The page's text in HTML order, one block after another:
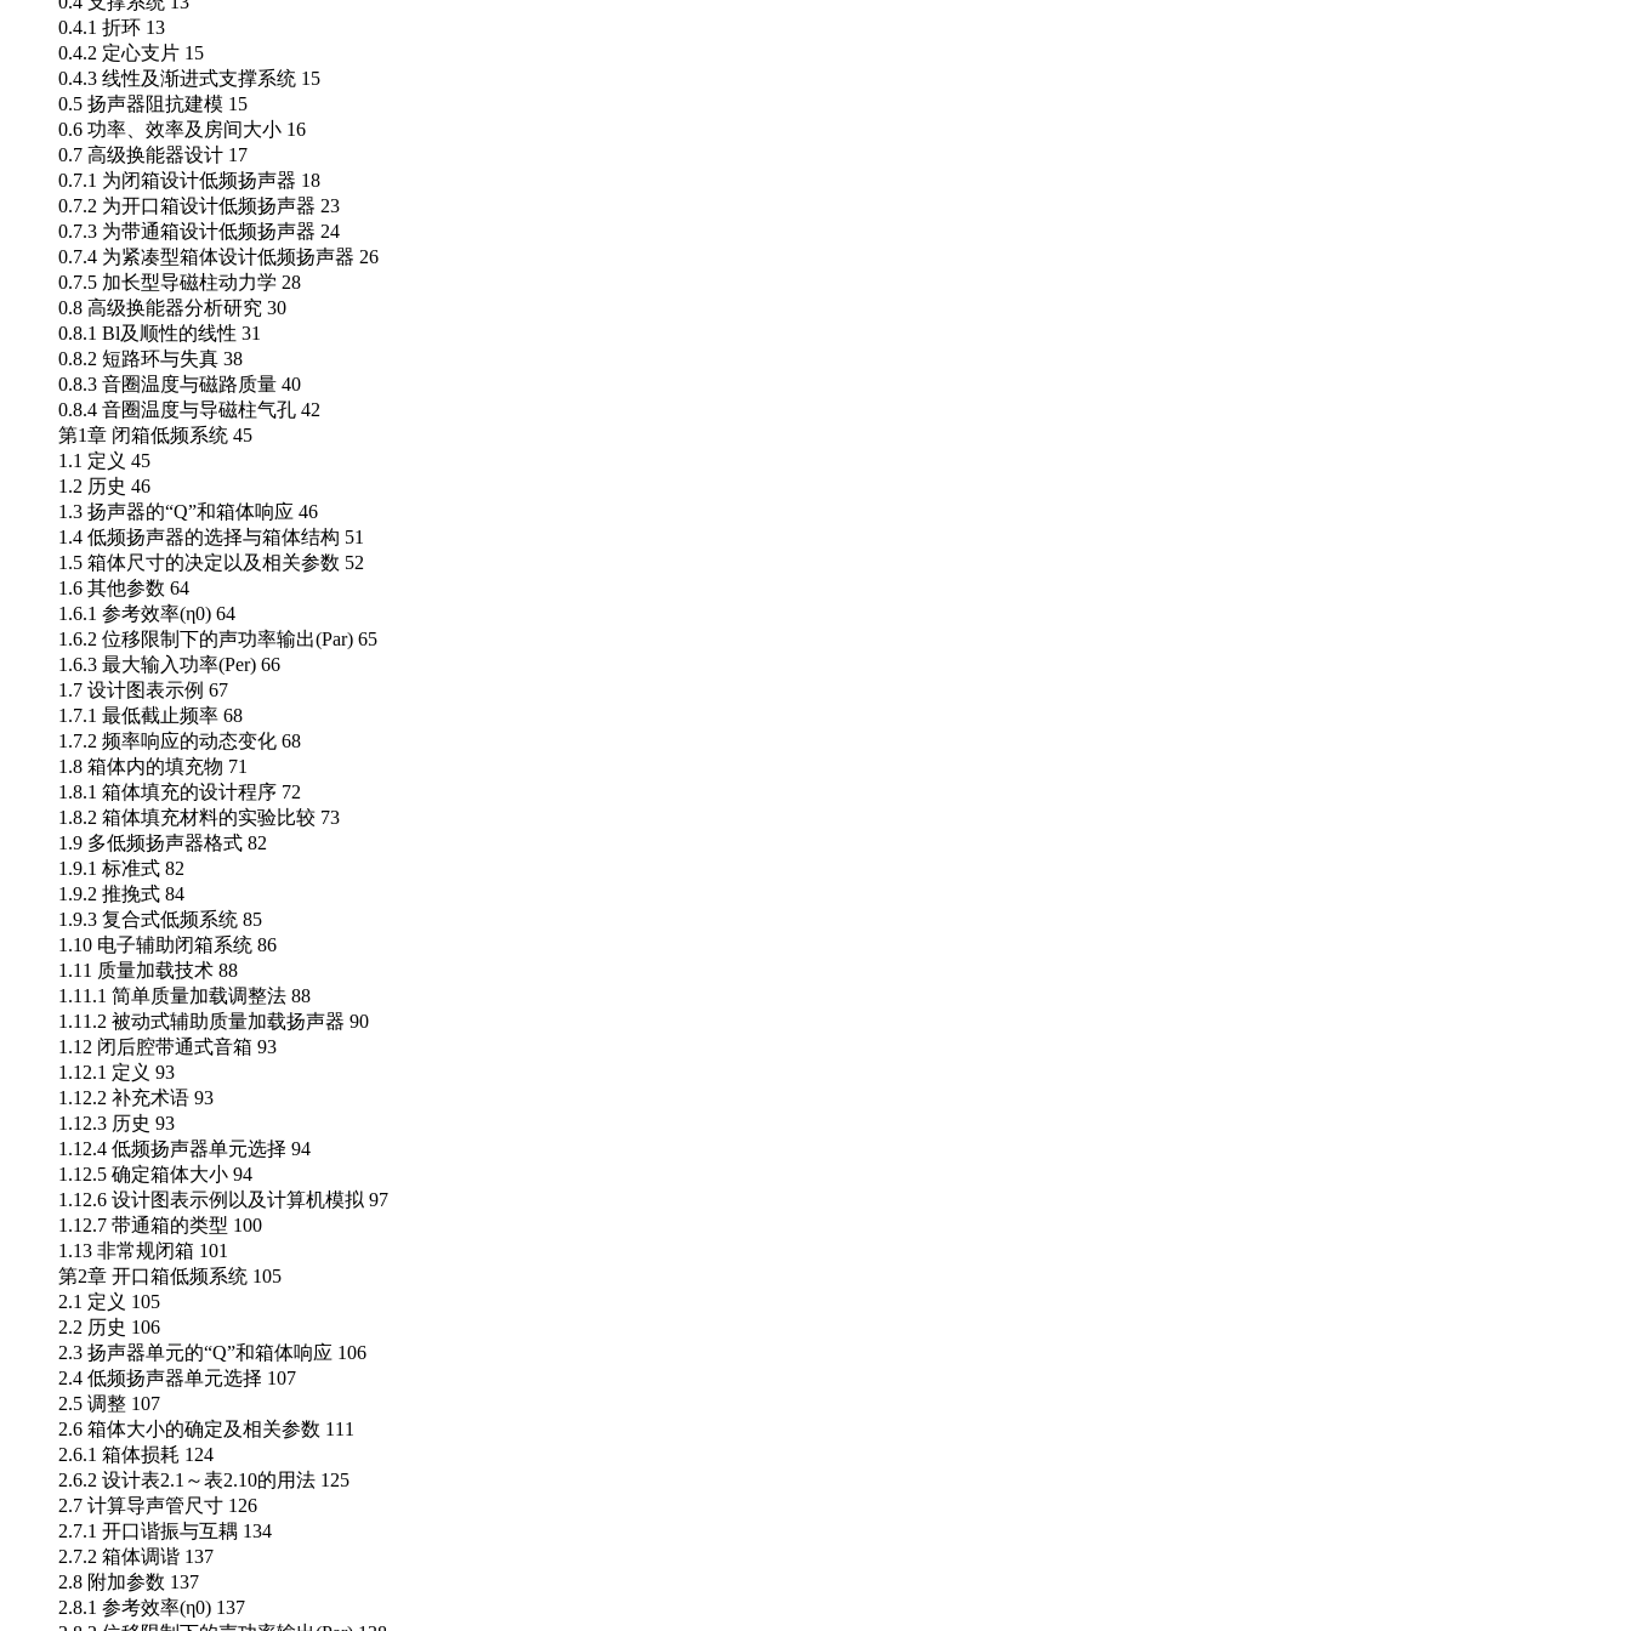
0.4.1 折环 13
0.4.2 定心支片 15
0.4.3 线性及渐进式支撑系统 15
0.5 扬声器阻抗建模 15
0.6 功率、效率及房间大小 16
0.7 高级换能器设计 17
0.7.1 为闭箱设计低频扬声器 18
0.7.2 为开口箱设计低频扬声器 23
0.7.3 为带通箱设计低频扬声器 24
0.7.4 为紧凑型箱体设计低频扬声器 26
0.7.5 加长型导磁柱动力学 28
0.8 高级换能器分析研究 30
0.8.1 Bl及顺性的线性 31
0.8.2 短路环与失真 38
0.8.3 音圈温度与磁路质量 40
0.8.4 音圈温度与导磁柱气孔 42
第1章 闭箱低频系统 45
1.1 定义 45
1.2 历史 46
1.3 扬声器的“Q”和箱体响应 46
1.4 低频扬声器的选择与箱体结构 51
1.5 箱体尺寸的决定以及相关参数 52
1.6 其他参数 64
1.6.1 参考效率(η0) 64
1.6.2 位移限制下的声功率输出(Par) 65
1.6.3 最大输入功率(Per) 66
1.7 设计图表示例 67
1.7.1 最低截止频率 68
1.7.2 频率响应的动态变化 68
1.8 箱体内的填充物 71
1.8.1 箱体填充的设计程序 72
1.8.2 箱体填充材料的实验比较 73
1.9 多低频扬声器格式 82
1.9.1 标准式 82
1.9.2 推挽式 84
1.9.3 复合式低频系统 85
1.10 电子辅助闭箱系统 86
1.11 质量加载技术 88
1.11.1 简单质量加载调整法 88
1.11.2 被动式辅助质量加载扬声器 90
1.12 闭后腔带通式音箱 93
1.12.1 定义 93
1.12.2 补充术语 93
1.12.3 历史 93
1.12.4 低频扬声器单元选择 94
1.12.5 确定箱体大小 94
1.12.6 设计图表示例以及计算机模拟 97
1.12.7 带通箱的类型 100
1.13 非常规闭箱 101
第2章 开口箱低频系统 105
2.1 定义 105
2.2 历史 106
2.3 扬声器单元的“Q”和箱体响应 106
2.4 低频扬声器单元选择 107
2.5 调整 107
2.6 箱体大小的确定及相关参数 111
2.6.1 箱体损耗 124
2.6.2 设计表2.1～表2.10的用法 125
2.7 计算导声管尺寸 126
2.7.1 开口谐振与互耦 134
2.7.2 箱体调谐 137
2.8 附加参数 137
2.8.1 参考效率(η0) 137